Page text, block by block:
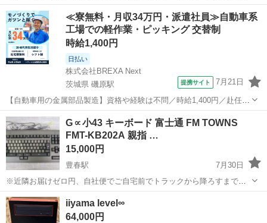
えるデスクトップPCです。 Valorant・LoLなどの軽めのゲームがプレ
イ可能です。 【スペック】 ・CPU：Intel...
埼玉 越谷市 大袋駅 デスクトップパソコン
ゲーミングPC
≪寮無料・月収34万円・派遣社員≫自動車系
工場での軽作業・ピッキング 交替制
時給1,400円
日払い
株式会社BREXA Next
茨城県 磯原駅
提携サイト 7月21日
【自動車用の金属部品製造】資格や経験は不問／時給1,400円／赴任旅
費会社負担／正社員登用のチャンスあり／食堂利用可能／マイカー通
勤OK《茨城県茨城市》 人気の工場のお仕事 ◇トラックの金属部品の
製造◇ ★トラックの金属...
茨城 北茨城市 磯原駅 その他
G∝小43 キーボード 富士通 FM TOWNS
FMT-KB202A 親指 …
15,000円
豊春駅
7月30日
※近隣お届けゼロ円、自社便でご自宅前でトラックから降ろすまでと
なります。 こちらの商品は埼玉県 さいたま市 岩槻区 小溝876-201有
ります。 ※足立区 中央本町 4-1-1まで輸送する場合は2～3日程かかり
ます。...
埼玉 さいたま市
iiyama level∞
64,000円